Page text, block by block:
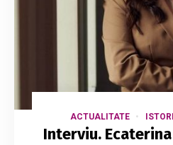
ACTUALITATE
Interviu.